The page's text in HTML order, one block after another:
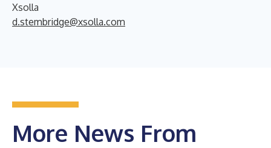
Xsolla
d.stembridge@xsolla.com
More News From